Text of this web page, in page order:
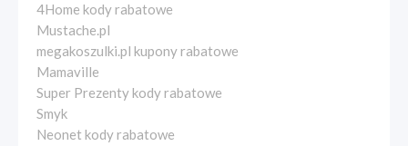
4Home kody rabatowe
Mustache.pl
megakoszulki.pl kupony rabatowe
Mamaville
Super Prezenty kody rabatowe
Smyk
Neonet kody rabatowe